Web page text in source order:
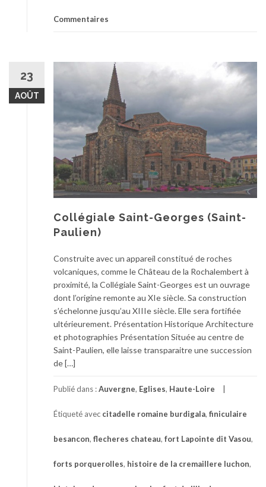
Commentaires
23
AOÛT
Collégiale Saint-Georges (Saint-
Paulien)
Construite avec un appareil constitué de roches
volcaniques, comme le Château de la Rochalembert à
proximité, la Collégiale Saint-Georges est un ouvrage
dont l’origine remonte au XIe siècle. Sa construction
s’échelonne jusqu’au XIIIe siècle. Elle sera fortifiée
ultérieurement. Présentation Historique Architecture
et photographies Présentation Située au centre de
Saint-Paulien, elle laisse transparaitre une succession
de […]
Publié dans :Auvergne, Eglises, Haute-Loire
Étiqueté avec citadelle romaine burdigala, finiculaire
besancon, flecheres chateau, fort Lapointe dit Vasou,
forts porquerolles, histoire de la cremaillere luchon,